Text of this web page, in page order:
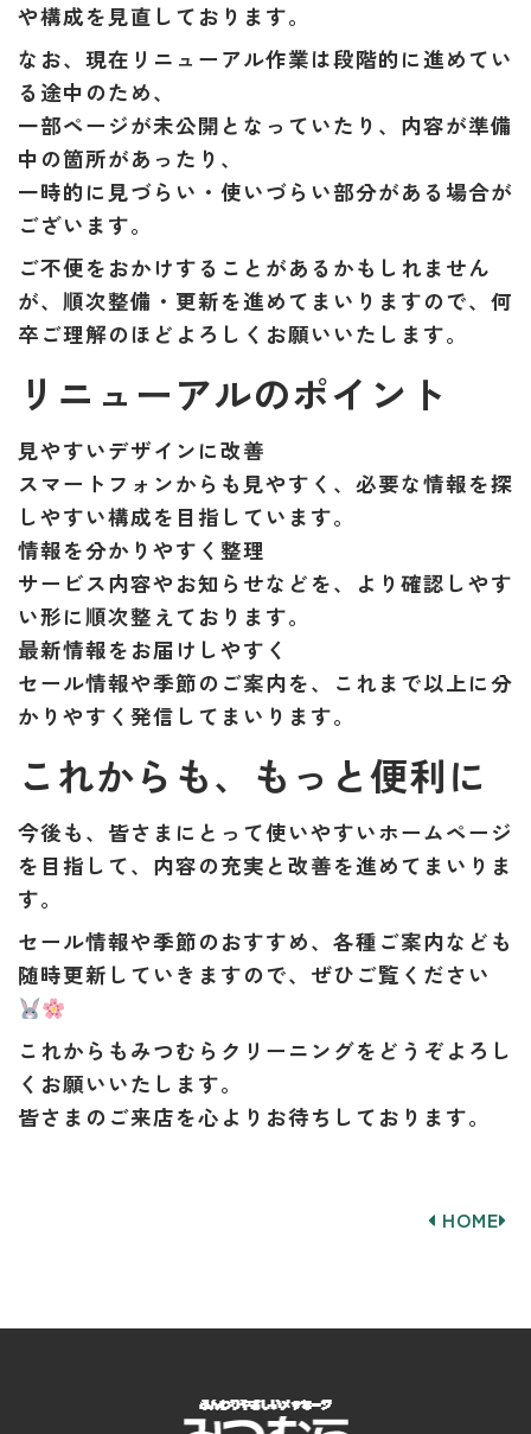
や構成を見直しております。
なお、現在リニューアル作業は段階的に進めてい
る途中のため、
一部ページが未公開となっていたり、内容が準備
中の箇所があったり、
一時的に見づらい・使いづらい部分がある場合が
ございます。
ご不便をおかけすることがあるかもしれません
が、順次整備・更新を進めてまいりますので、何
卒ご理解のほどよろしくお願いいたします。
リニューアルのポイント
見やすいデザインに改善
スマートフォンからも見やすく、必要な情報を探
しやすい構成を目指しています。
情報を分かりやすく整理
サービス内容やお知らせなどを、より確認しやす
い形に順次整えております。
最新情報をお届けしやすく
セール情報や季節のご案内を、これまで以上に分
かりやすく発信してまいります。
これからも、もっと便利に
今後も、皆さまにとって使いやすいホームページ
を目指して、内容の充実と改善を進めてまいりま
す。
セール情報や季節のおすすめ、各種ご案内なども
随時更新していきますので、ぜひご覧ください
これからもみつむらクリーニングをどうぞよろし
くお願いいたします。
皆さまのご来店を心よりお待ちしております。
HOME